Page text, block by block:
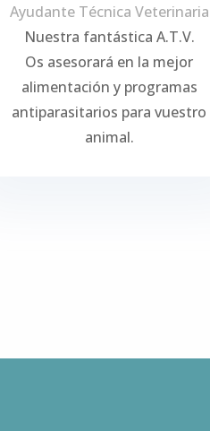
Ayudante Técnica Veterinaria
Nuestra fantástica A.T.V.
Os asesorará en la mejor
alimentación y programas
antiparasitarios para vuestro
animal.